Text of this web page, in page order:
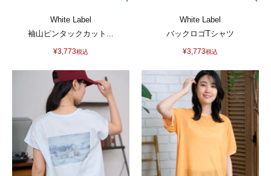
White Label
袖山ピンタックカット...
¥3,773税込
White Label
バックロゴTシャツ
¥3,773税込